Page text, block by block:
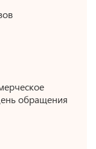
обращения